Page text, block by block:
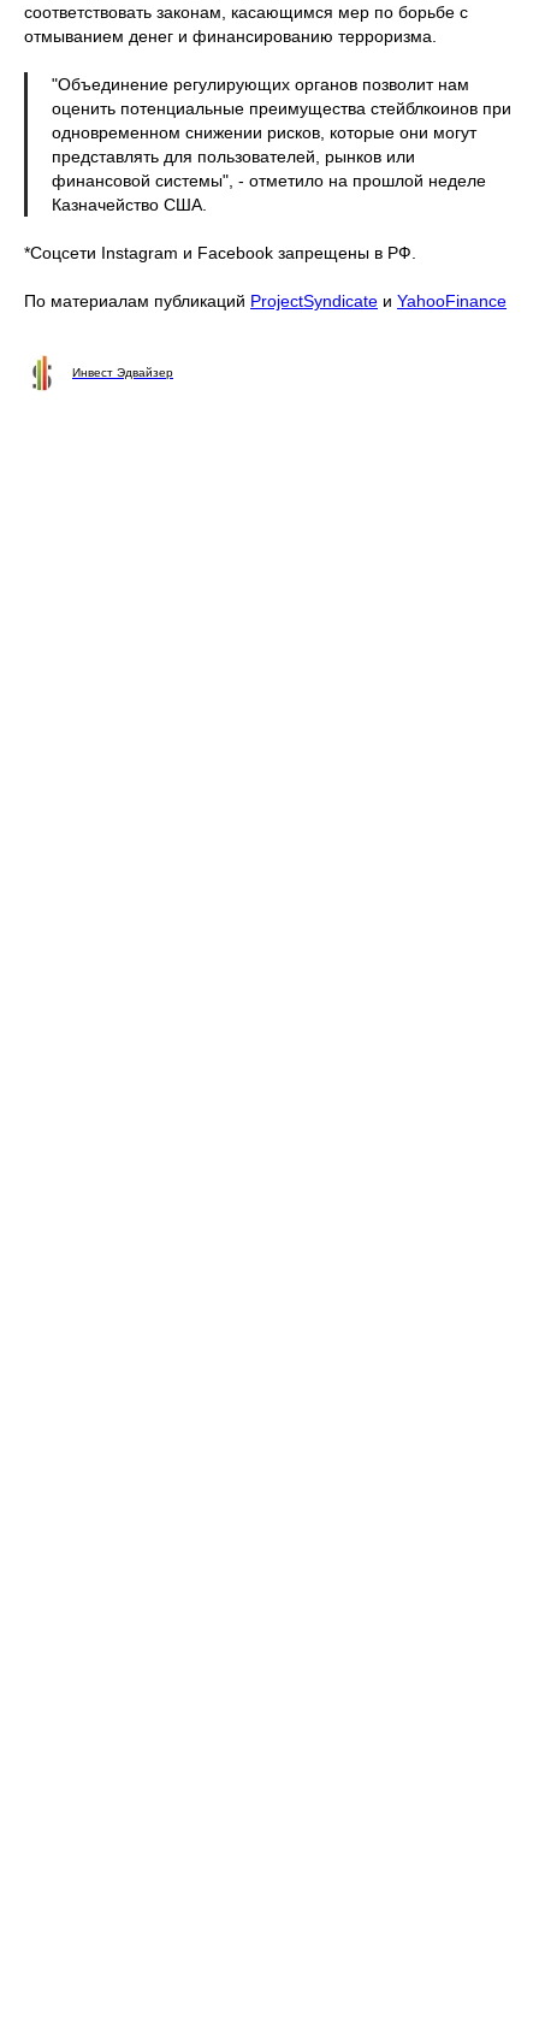
соответствовать законам, касающимся мер по борьбе с
отмыванием денег и финансированию терроризма.
"Объединение регулирующих органов позволит нам
оценить потенциальные преимущества стейблкоинов при
одновременном снижении рисков, которые они могут
представлять для пользователей, рынков или
финансовой системы", - отметило на прошлой неделе
Казначейство США.
*Соцсети Instagram и Facebook запрещены в РФ.
По материалам публикаций ProjectSyndicate и YahooFinance
Инвест Эдвайзер